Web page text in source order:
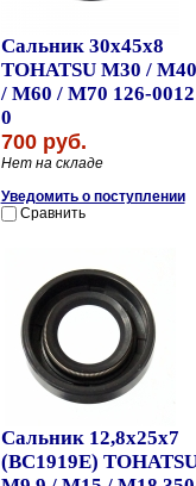
Сальник 30x45x8
TOHATSU M30 /
/ M60 / M70 126-
0
700 руб.
Нет на складе
Уведомить о поступлении
Сравнить
Сальник 12,8x25x7
(BC1919E)